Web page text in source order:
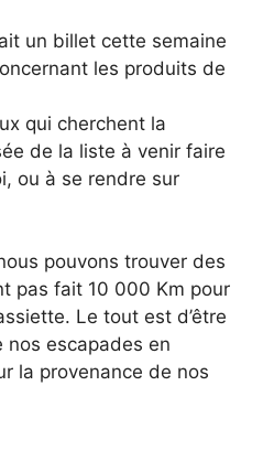
un billet cette semaine
les produits de
qui cherchent la
de la liste à venir faire
ou à se rendre sur
pouvons trouver des
pas fait 10 000 Km pour
Le tout est d’être
nos escapades en
la provenance de nos